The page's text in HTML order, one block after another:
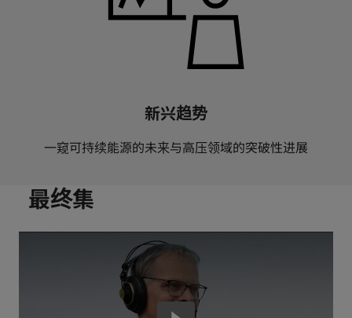
新兴趋势
一窥可持续能源的未来与高压领域的突破性进展
最终集